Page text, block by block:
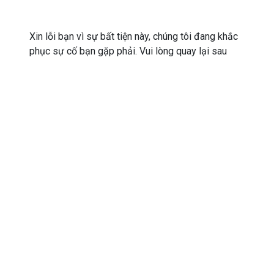
Xin lỗi bạn vì sự bất tiện này, chúng tôi đang khắc
phục sự cố bạn gặp phải. Vui lòng quay lại sau